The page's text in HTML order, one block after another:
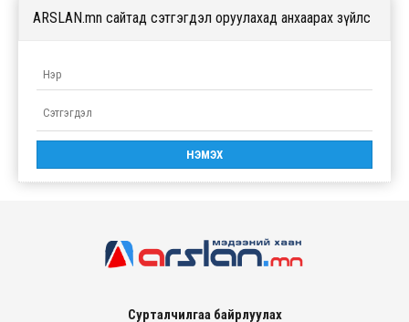
ARSLAN.mn сайтад сэтгэгдэл оруулахад анхаарах зүйлс
Сурталчилгаа байрлуулах